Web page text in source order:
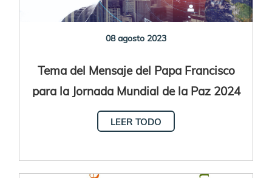
08 agosto 2023
Tema del Mensaje del Papa Francisco
para la Jornada Mundial de la Paz 2024
es “Inteligencia artificial y Paz”
LEER TODO